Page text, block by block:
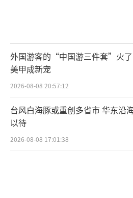
外国游客的“中国游三件套”火
美甲成新宠
2026-08-08 20:57:12
台风白海豚或重创多省市 华东沿
以待
2026-08-08 17:01:38